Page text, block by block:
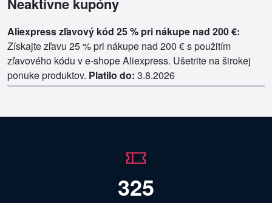
Aliexpress zľavový kód 25 % pri nákupe nad 200 €:
Získajte zľavu 25 % pri nákupe nad 200 € s použitím
zľavového kódu v e-shope Aliexpress. Ušetrite na širokej
ponuke produktov. Platilo do: 3.8.2026
325